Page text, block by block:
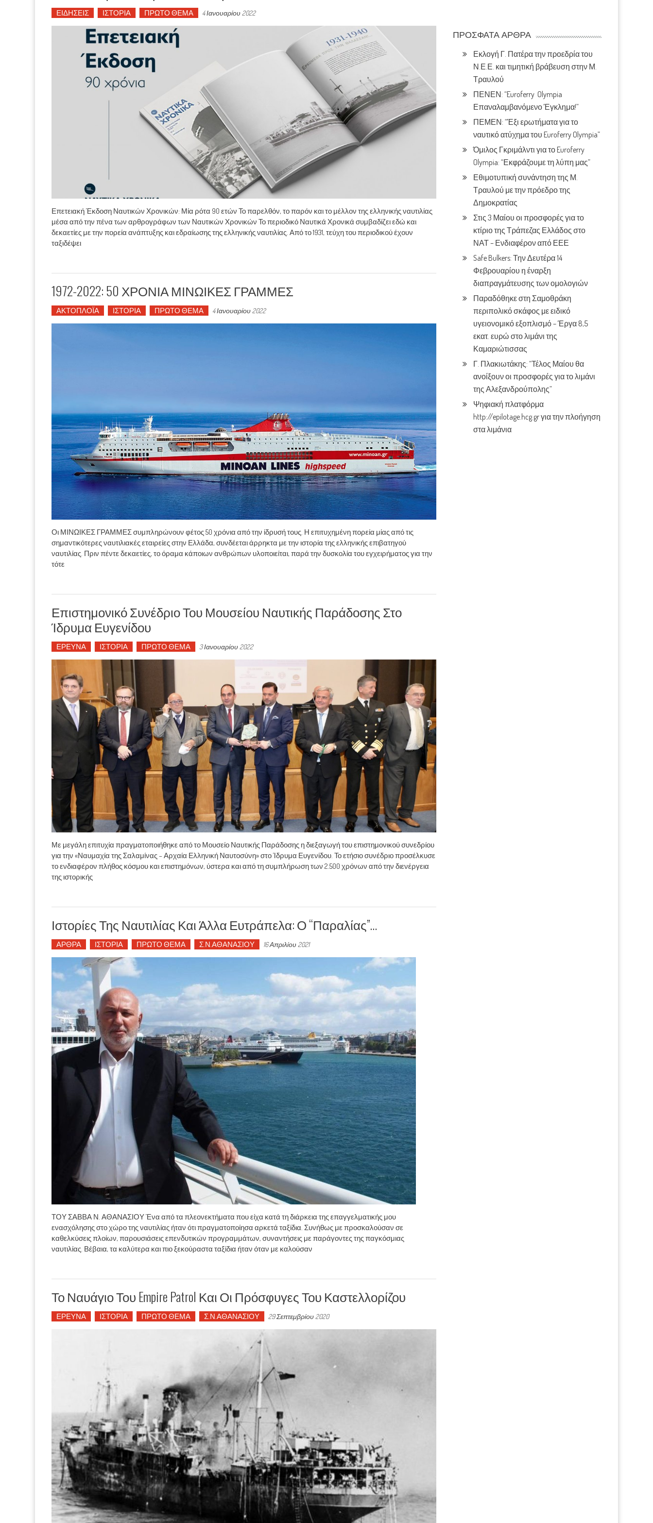
ΕΙΔΗΣΕΙΣ ΙΣΤΟΡΙΑ ΠΡΩΤΟ ΘΕΜΑ 4 Ιανουαρίου 2022
Επετειακή Έκδοση Ναυτικών Χρονικών: Μία ρότα 90 ετών Το παρελθόν, το παρόν και το μέλλον της ελληνικής ναυτιλίας
μέσα από την πένα των αρθρογράφων των Ναυτικών Χρονικών Το περιοδικό Ναυτικά Χρονικά συμβαδίζει εδώ και
δεκαετίες με την πορεία ανάπτυξης και εδραίωσης της ελληνικής ναυτιλίας. Από το 1931, τεύχη του περιοδικού έχουν
ταξιδέψει
1972-2022: 50 ΧΡΟΝΙΑ ΜΙΝΩΙΚΕΣ ΓΡΑΜΜΕΣ
ΑΚΤΟΠΛΟΪΑ ΙΣΤΟΡΙΑ ΠΡΩΤΟ ΘΕΜΑ 4 Ιανουαρίου 2022
Οι ΜΙΝΩΙΚΕΣ ΓΡΑΜΜΕΣ συμπληρώνουν φέτος 50 χρόνια από την ίδρυσή τους. Η επιτυχημένη πορεία μίας από τις
σημαντικότερες ναυτιλιακές εταιρείες στην Ελλάδα, συνδέεται άρρηκτα με την ιστορία της ελληνικής επιβατηγού
ναυτιλίας. Πριν πέντε δεκαετίες, το όραμα κάποιων ανθρώπων υλοποιείται, παρά την δυσκολία του εγχειρήματος για την
τότε
Επιστημονικό Συνέδριο Του Μουσείου Ναυτικής Παράδοσης Στο
Ίδρυμα Ευγενίδου
ΕΡΕΥΝΑ ΙΣΤΟΡΙΑ ΠΡΩΤΟ ΘΕΜΑ 3 Ιανουαρίου 2022
Με μεγάλη επιτυχία πραγματοποιήθηκε από το Μουσείο Ναυτικής Παράδοσης η διεξαγωγή του επιστημονικού συνεδρίου
για την «Ναυμαχία της Σαλαμίνας – Αρχαία Ελληνική Ναυτοσύνη» στο Ίδρυμα Ευγενίδου. Το ετήσιο συνέδριο προσέλκυσε
το ενδιαφέρον πλήθος κόσμου και επιστημόνων, ύστερα και από τη συμπλήρωση των 2.500 χρόνων από την διενέργεια
της ιστορικής
Ιστορίες Της Ναυτιλίας Και Άλλα Ευτράπελα: Ο “Παραλίας”…
ΑΡΘΡΑ ΙΣΤΟΡΙΑ ΠΡΩΤΟ ΘΕΜΑ Σ.Ν.ΑΘΑΝΑΣΙΟΥ 16 Απριλίου 2021
ΤΟΥ ΣΑΒΒΑ Ν. ΑΘΑΝΑΣΙΟΥ Ένα από τα πλεονεκτήματα που είχα κατά τη διάρκεια της επαγγελματικής μου
ενασχόλησης στο χώρο της ναυτιλίας ήταν ότι πραγματοποίησα αρκετά ταξίδια. Συνήθως με προσκαλούσαν σε
καθελκύσεις πλοίων, παρουσιάσεις επενδυτικών προγραμμάτων, συναντήσεις με παράγοντες της παγκόσμιας
ναυτιλίας. Βέβαια, τα καλύτερα και πιο ξεκούραστα ταξίδια ήταν όταν με καλούσαν
Το Ναυάγιο Του Empire Patrol Και Οι Πρόσφυγες Του Καστελλορίζου
ΕΡΕΥΝΑ ΙΣΤΟΡΙΑ ΠΡΩΤΟ ΘΕΜΑ Σ.Ν.ΑΘΑΝΑΣΙΟΥ 29 Σεπτεμβρίου 2020
ΠΡΌΣΦΑΤΑ ΆΡΘΡΑ
Εκλογή Γ. Πατέρα την προεδρία του
Ν.Ε.Ε. και τιμητική βράβευση στην Μ.
Τραυλού
ΠΕΝΕΝ: “Euroferry Olympia
Επαναλαμβανόμενο Έγκλημα!”
ΠΕΜΕΝ: “Έξι ερωτήματα για το
ναυτικό ατύχημα του Euroferry Olympia”
Όμιλος Γκριμάλντι για το Euroferry
Olympia: “Εκφράζουμε τη λύπη μας”
Εθιμοτυπική συνάντηση της Μ.
Τραυλού με την πρόεδρο της
Δημοκρατίας
Στις 3 Μαίου οι προσφορές για το
κτίριο της Τράπεζας Ελλάδος στο
ΝΑΤ – Ενδιαφέρον από ΕΕΕ
Safe Bulkers: Την Δευτέρα 14
Φεβρουαρίου η έναρξη
διαπραγμάτευσης των ομολογιών
Παραδόθηκε στη Σαμοθράκη
περιπολικό σκάφος με ειδικό
υγειονομικό εξοπλισμό – Έργα 8,5
εκατ. ευρώ στο λιμάνι της
Καμαριώτισσας
Γ. Πλακιωτάκης: “Τέλος Μαίου θα
ανοίξουν οι προσφορές για το λιμάνι
της Αλεξανδρούπολης”
Ψηφιακή πλατφόρμα
http://epilotage.hcg.gr για την πλοήγηση
στα λιμάνια